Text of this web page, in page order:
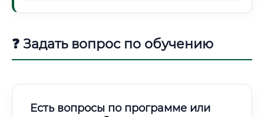
❓ Задать вопрос по обучению
Есть вопросы по программе или